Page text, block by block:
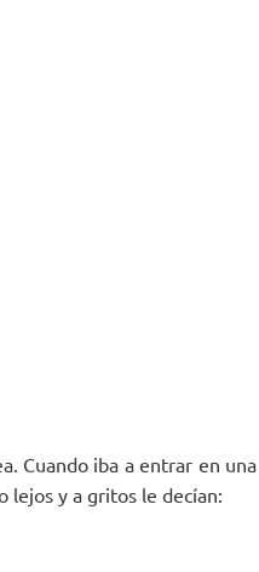
Cuando iba a entrar en una
lejos y a gritos le decían: